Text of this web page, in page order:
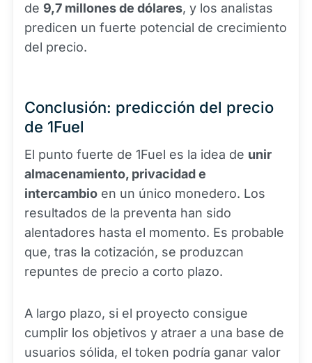
de 9,7 millones de dólares, y los analistas
predicen un fuerte potencial de crecimiento
del precio.
Conclusión: predicción del precio
de 1Fuel
El punto fuerte de 1Fuel es la idea de unir
almacenamiento, privacidad e
intercambio en un único monedero. Los
resultados de la preventa han sido
alentadores hasta el momento. Es probable
que, tras la cotización, se produzcan
repuntes de precio a corto plazo.
A largo plazo, si el proyecto consigue
cumplir los objetivos y atraer a una base de
usuarios sólida, el token podría ganar valor